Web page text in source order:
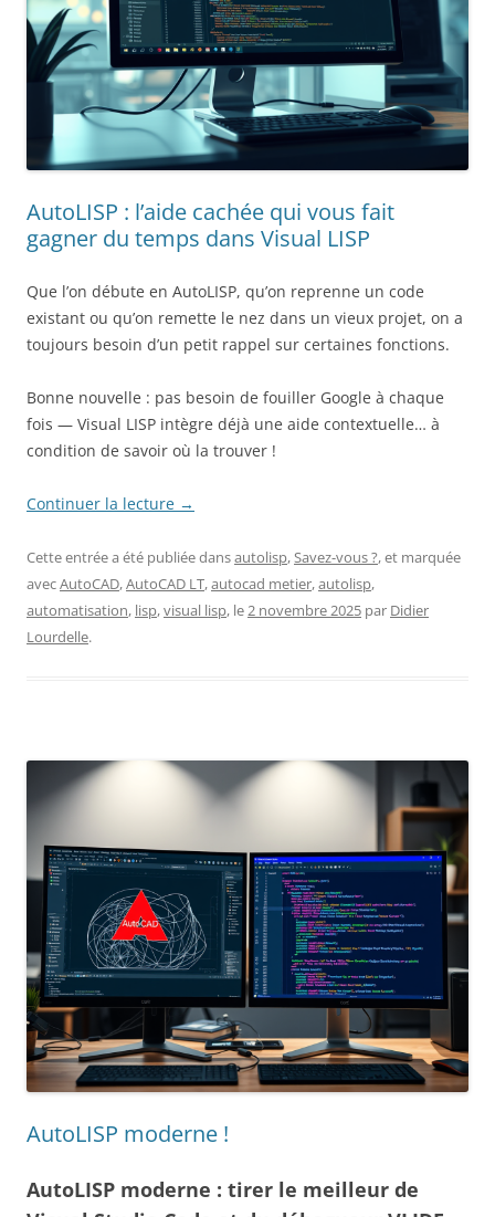
AutoLISP : l’aide cachée qui vous fait
gagner du temps dans Visual LISP
Que l’on débute en AutoLISP, qu’on reprenne un code
existant ou qu’on remette le nez dans un vieux projet, on a
toujours besoin d’un petit rappel sur certaines fonctions.
Bonne nouvelle : pas besoin de fouiller Google à chaque
fois — Visual LISP intègre déjà une aide contextuelle… à
condition de savoir où la trouver !
Continuer la lecture →
Cette entrée a été publiée dansautolisp,Savez-vous ?, et marquée
avecAutoCAD,AutoCAD LT,autocad metier,autolisp,
automatisation, lisp,visual lisp, le2 novembre 2025 par Didier
Lourdelle.
AutoLISP moderne !
AutoLISP moderne : tirer le meilleur de